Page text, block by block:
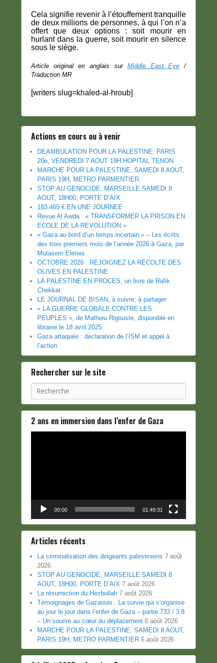
Cela signifie revenir à l’étouffement tranquille
de deux millions de personnes, à qui l’on n’a
offert que deux options : soit mourir en
hurlant dans la guerre, soit mourir en silence
sous le siège.
Article original en anglais surMiddle East Eye /
Traduction MR
[writers slug=khaled-al-hroub]
Actions en cours ou à venir
DEAMBULATION POUR LA PALESTINE, PARIS
20e, VENDREDI 7 AOUT 19H HOPITAL TENON
MARCHE POUR LA PALESTINE, SAMEDI 8 AOUT,
PARIS 19H, METRO PARMENTIER
STOP AU GENOCIDE, MARSEILLE SAMEDI 8
AOUT, 18H00, PORTE D’AIX
183.465 € EN UNE JOURNEE
Revue Al Awda : « TRANSFORMER LA PRISON EN
ECOLE DE LA REVOLUTION »
« Gaza au bord d’un temps incertain » – Les écrits
des trois premiers mois de l’année 2026 à Gaza, par
Mutasem Eleïwa
OCTOBRE 2026 : REJOIGNEZ LA RÉCOLTE DES
OLIVES EN PALESTINE
LA PALESTINE EN PROCES, un livre de Rafik
Chekkat
LE JOURNAL DE BISAN, à suivre, à partager
« LA GUERRE GLOBALE CONTRE LES
PEUPLES », de Mathieu Rigouste, disponible en
librairie le 18 avril 2025
Gaza attaquée : déclaration de l’ISM et appel à
l’action
Rechercher sur le site
Recherche
2 ans en immersion dans l’enfer de Gaza
00:00 01:49:31
Articles récents
La criminalisation des dirigeants palestiniens 7 août
2026
STOP AU GENOCIDE, MARSEILLE SAMEDI 8
AOUT, 18H00, PORTE D’AIX 7 août 2026
La résurrection du Hezbollah 7 août 2026
Témoignages de Gazaouis : La survie qui s’organise
au jour le jour dans l’enfer de Gaza – partie 733 / 3.8
– Un sourire au cœur du déplacement 6 août 2026
MARCHE POUR LA PALESTINE, SAMEDI 8 AOUT,
PARIS 19H, METRO PARMENTIER 6 août 2026